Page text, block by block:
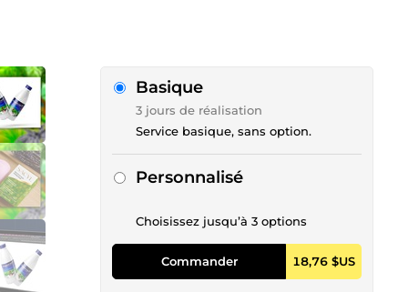
Basique
3 jours de réalisation
Service basique, sans option.
Personnalisé
Choisissez jusqu’à 3 options
Commander 18,76 $US